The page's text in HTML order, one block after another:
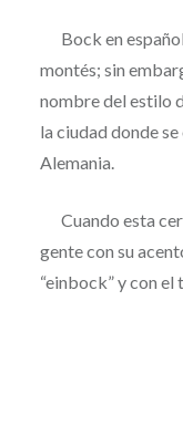
Bock en
montés; sin
nombre del estilo
la ciudad donde
Alemania.
Cuando esta
gente con su
“einbock” y con